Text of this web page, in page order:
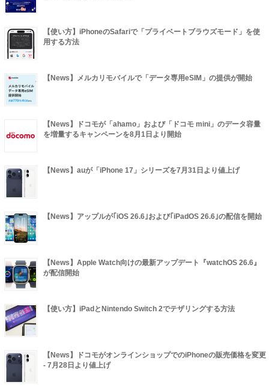
【使い方】iPhoneのSafariで「プライベートブラウズモード」を使
用する方法
【News】メルカリモバイルで「データ専用eSIM」の提供が開始
【News】ドコモが「ahamo」および「ドコモ mini」のデータ容量
を増量するキャンペーンを8月1日より開始
【News】auが「iPhone 17」シリーズを7月31日より値上げ
【News】アップルが｢iOS 26.6｣および｢iPadOS 26.6｣の配信を開始
【News】Apple Watch向けの最新アップデート『watchOS 26.6』
が配信開始
【使い方】iPadとNintendo Switch 2でテザリングする方法
【News】ドコモがオンラインショップでのiPhoneの販売価格を変更
- 7月28日より値上げ